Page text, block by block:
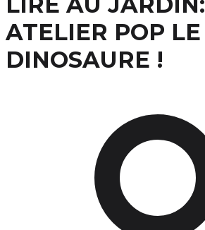
ATELIER POP LE
DINOSAURE !